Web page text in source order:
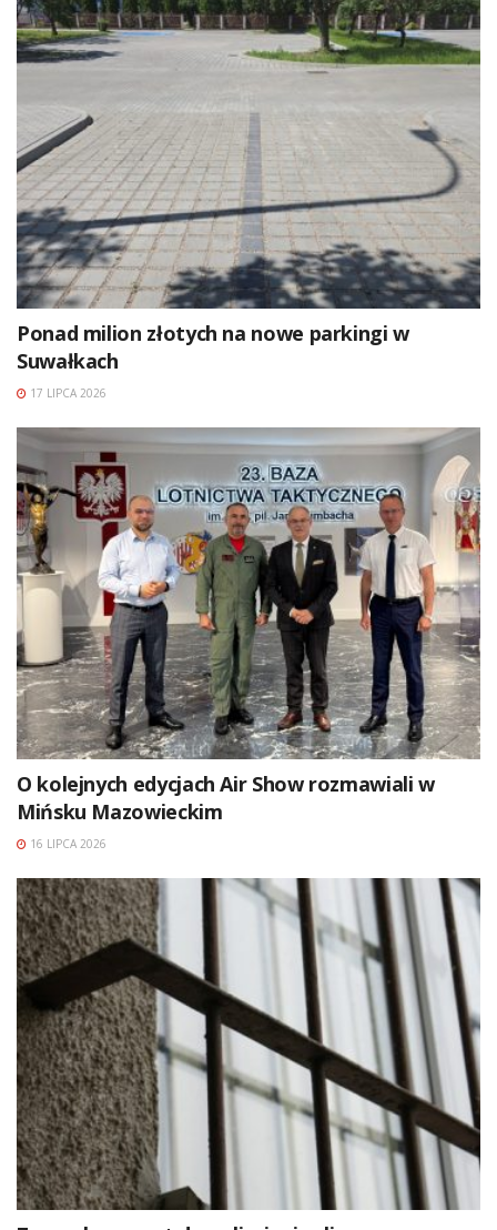
Ponad milion złotych na nowe parkingi w
Suwałkach
17 LIPCA 2026
O kolejnych edycjach Air Show rozmawiali w
Mińsku Mazowieckim
16 LIPCA 2026